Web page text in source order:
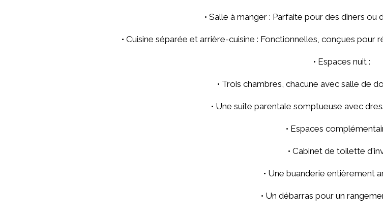
• Salle à manger : Parfaite pour des dîners
• Cuisine séparée et arrière-cuisine : Fonctionnelles, conçues
• Espaces nuit :
• Trois chambres, chacune avec salle de
• Une suite parentale somptueuse avec
• Espaces
• Cabinet de toilette
• Une buanderie entièrement
• Un débarras pour un